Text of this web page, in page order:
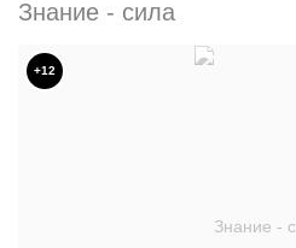
Знание - сила
+12